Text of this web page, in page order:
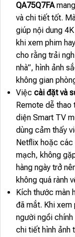
QA75Q7FA
và chi tiết tốt.
giúp nội dung
khi xem phim
cho rằng trải
nhà”, hình ảnh
không gian
Việc cài đặt và
Remote dễ
diện Smart TV
dùng cảm thấy
Netflix hoặc
mạch, không
hàng ngày trở
không quá rành
Kích thước màn
đã mắt. Khi xem
người ngồi
chi tiết hình ảnh